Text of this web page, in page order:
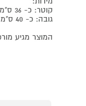
קוטר: כ- 36 ס"מ
גובה: כ- 40 ס"מ
המוצר מגיע